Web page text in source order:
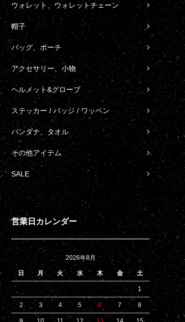
ウォレット、ウォレットチェーン
帽子
バッグ、ポーチ
アクセサリー、小物
ヘルメット&グローブ
ステッカー / バッジ / ワッペン
バンダナ、タオル
その他アイテム
SALE
営業日カレンダー
2026年8月
日 月 火 水 木 金 土
1
2 3 4 5 6 7 8